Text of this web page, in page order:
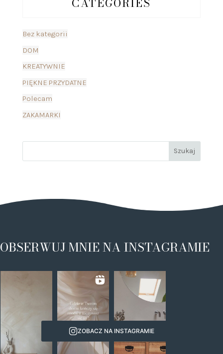
CATEGORIES
Bez kategorii
DOM
KREATYWNIE
PIĘKNE PRZYDATNE
Polecam
ZAKAMARKI
OBSERWUJ MNIE NA INSTAGRAMIE
ZOBACZ NA INSTAGRAMIE